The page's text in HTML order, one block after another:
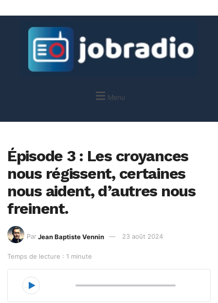
Menu
Épisode 3 : Les croyances
nous régissent, certaines
nous aident, d’autres nous
freinent.
Par Jean Baptiste Vennin 23 août 2024
Temps de lecture : 1 minute